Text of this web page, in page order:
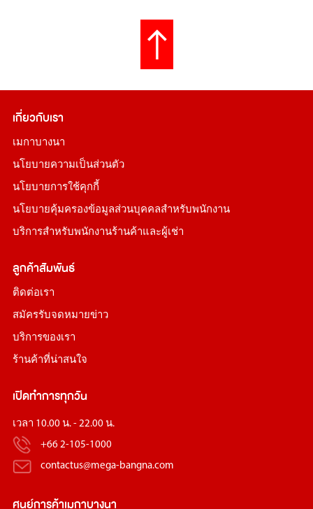
เกี่ยวกับเรา
เมกาบางนา
นโยบายความเป็นส่วนตัว
นโยบายการใช้คุกกี้
นโยบายคุ้มครองข้อมูลส่วนบุคคลสำหรับพนักงาน
บริการสำหรับพนักงานร้านค้าและผู้เช่า
ลูกค้าสัมพันธ์
ติดต่อเรา
สมัครรับจดหมายข่าว
บริการของเรา
ร้านค้าที่น่าสนใจ
เปิดทำการทุกวัน
เวลา 10.00 น. - 22.00 น.
+66 2-105-1000
contactus@mega-bangna.com
ศูนย์การค้าเมกาบางนา